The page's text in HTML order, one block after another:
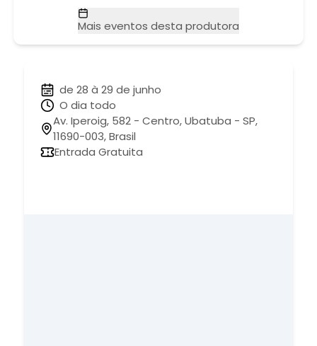
Mais eventos desta produtora
de 28 à 29 de junho
O dia todo
Av. Iperoig, 582 - Centro, Ubatuba - SP,
11690-003, Brasil
Entrada Gratuita